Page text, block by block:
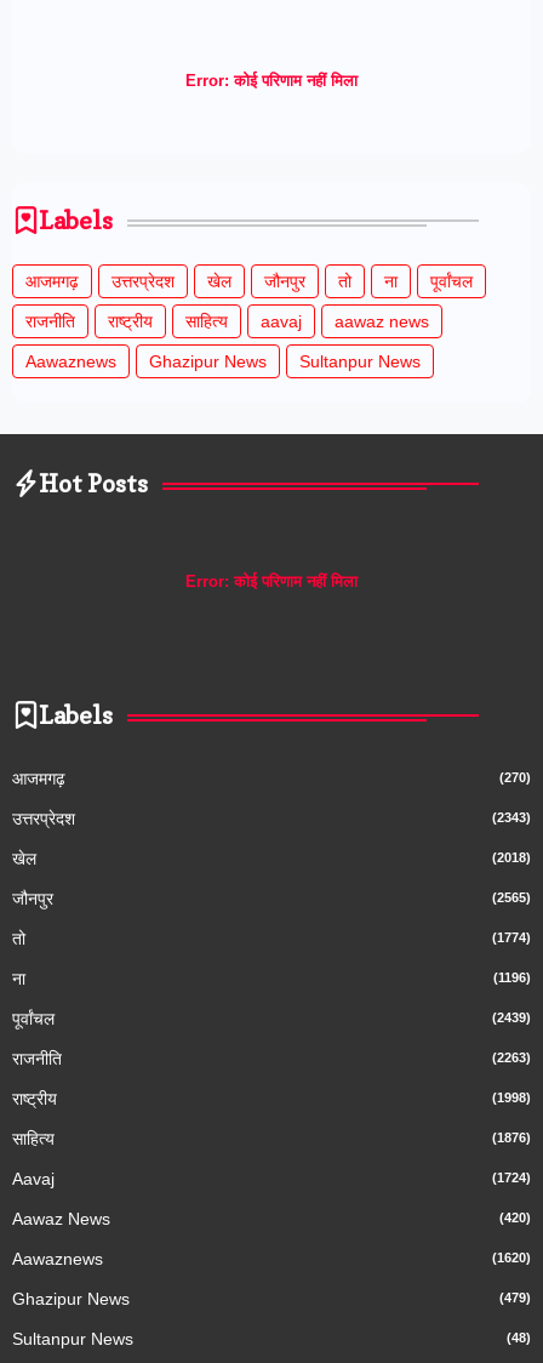
Error: कोई परिणाम नहीं मिला
Labels
आजमगढ़ उत्तरप्रेदश खेल जौनपुर तो ना पूर्वांचल
राजनीति राष्ट्रीय साहित्य aavaj aawaz news
Aawaznews Ghazipur News Sultanpur News
Hot Posts
Error: कोई परिणाम नहीं मिला
Labels
आजमगढ़ (270)
उत्तरप्रेदश (2343)
खेल (2018)
जौनपुर (2565)
तो (1774)
ना (1196)
पूर्वांचल (2439)
राजनीति (2263)
राष्ट्रीय (1998)
साहित्य (1876)
Aavaj (1724)
Aawaz News (420)
Aawaznews (1620)
Ghazipur News (479)
Sultanpur News (48)